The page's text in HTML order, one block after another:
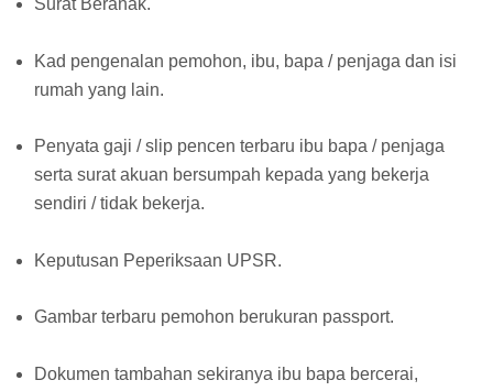
Surat Beranak.
Kad pengenalan pemohon, ibu, bapa / penjaga dan isi
rumah yang lain.
Penyata gaji / slip pencen terbaru ibu bapa / penjaga
serta surat akuan bersumpah kepada yang bekerja
sendiri / tidak bekerja.
Keputusan Peperiksaan UPSR.
Gambar terbaru pemohon berukuran passport.
Dokumen tambahan sekiranya ibu bapa bercerai,